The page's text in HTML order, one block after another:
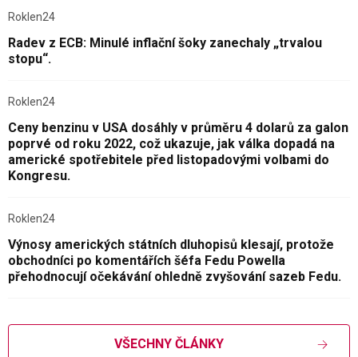
Roklen24
Radev z ECB: Minulé inflační šoky zanechaly „trvalou
stopu“.
Roklen24
Ceny benzinu v USA dosáhly v průměru 4 dolarů za galon
poprvé od roku 2022, což ukazuje, jak válka dopadá na
americké spotřebitele před listopadovými volbami do
Kongresu.
Roklen24
Výnosy amerických státních dluhopisů klesají, protože
obchodníci po komentářích šéfa Fedu Powella
přehodnocují očekávání ohledně zvyšování sazeb Fedu.
VŠECHNY ČLÁNKY